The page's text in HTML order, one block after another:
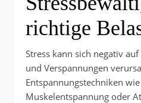
richtige
Stress kann sich negativ
und Verspannungen
Entspannungstechniken
Muskelentspannung oder